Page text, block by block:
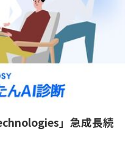
」急成長続